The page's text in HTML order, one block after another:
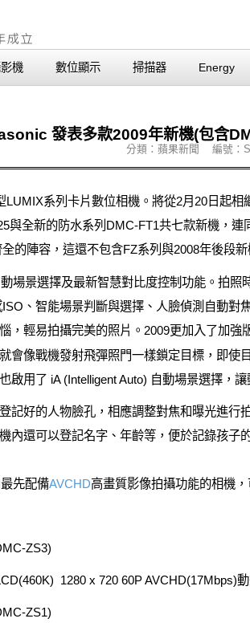
機 數位顯示 掃描器 Energy
發表多款2009年新機(包含
分類：蘋果新聞 編號：
LUMIX系列卡片數位相機。將從2月20日起
與全新的防水系列DMC-FT1共七款新機，
的陣容，這還不包含FZ系列與2008年後段新
動場景選擇及最新智慧對比度控制功能。拍
、智能場景判斷與選擇、人臉偵測自動
，輕易拍攝完美的照片。2009更加入了加強
會像戰機發射飛彈照門一樣鎖定目標，即
啟用了 iA (Intelligent Auto) 自動場景選擇，讓
記好的人物臉孔，相應調整對焦和曝光進
內還可以登記名字、年齡等，便於記錄孩子
先配備AVCHD高畫質影像拍攝功能的相機
ZS3)
1280 x 720 60P AVCHD(17Mbps)
ZS1)